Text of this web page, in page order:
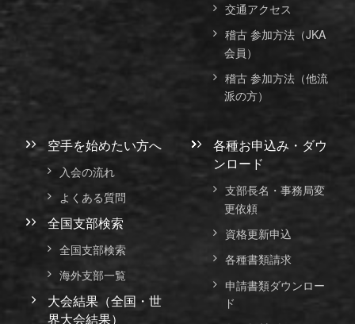
交通アクセス
稽古 参加方法（JKA
会員）
稽古 参加方法（他流
派の方）
空手を始めたい方へ
入会の流れ
よくある質問
全国支部検索
全国支部検索
海外支部一覧
大会結果（全国・世
界大会結果）
各種お申込み・ダウ
ンロード
支部長名・事務局変
更依頼
資格更新申込
各種書類請求
申請書類ダウンロー
ド